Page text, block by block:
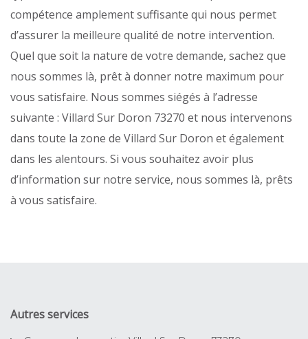
compétence amplement suffisante qui nous permet
d’assurer la meilleure qualité de notre intervention.
Quel que soit la nature de votre demande, sachez que
nous sommes là, prêt à donner notre maximum pour
vous satisfaire. Nous sommes siégés à l’adresse
suivante : Villard Sur Doron 73270 et nous intervenons
dans toute la zone de Villard Sur Doron et également
dans les alentours. Si vous souhaitez avoir plus
d’information sur notre service, nous sommes là, prêts
à vous satisfaire.
Autres services